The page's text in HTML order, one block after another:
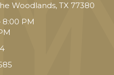
Woodlands, TX 77380
PM